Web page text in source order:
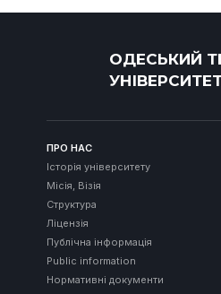
ОДЕСЬКИЙ
ПРО НАС
Історія університету
Місія, Візія
Структура
Ліцензія
Публічна інформація
Public information
Нормативні документи